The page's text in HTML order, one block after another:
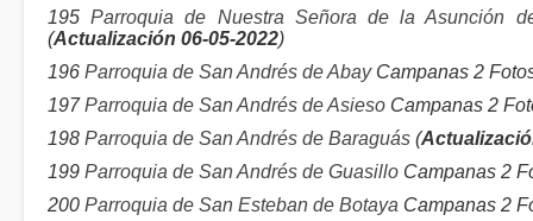
195Parroquia de Nuestra Señora de la Asunción
(Actualización 06-05-2022)
196 Parroquia de San Andrés de AbayCampanas 2
197Parroquia de San Andrés de Asieso Campanas 2
198 Parroquia de San Andrés de Baraguás (
199 Parroquia de San Andrés de Guasillo Campanas 2
200 Parroquia de San Esteban de Botaya Campanas 2